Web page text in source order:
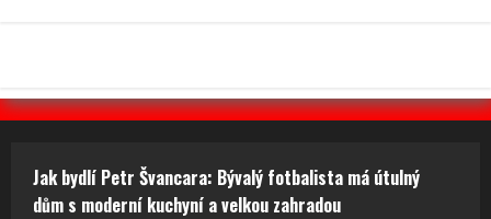
Jak bydlí Petr Švancara: Bývalý fotbalista má útulný
dům s moderní kuchyní a velkou zahradou